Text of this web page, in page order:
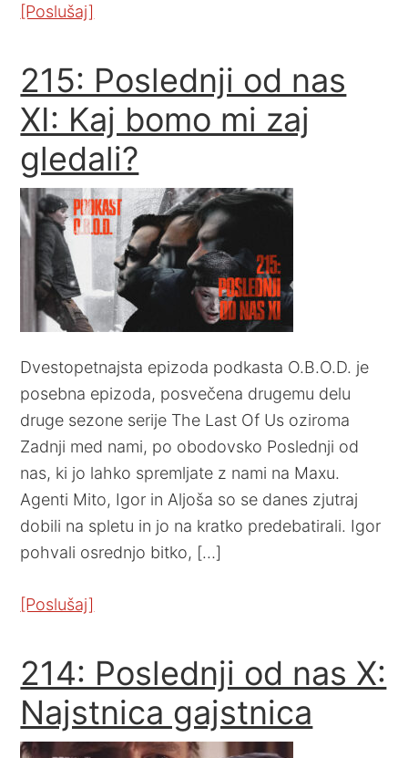
[Poslušaj]
215: Poslednji od nas
XI: Kaj bomo mi zaj
gledali?
Dvestopetnajsta epizoda podkasta O.B.O.D. je
posebna epizoda, posvečena drugemu delu
druge sezone serije The Last Of Us oziroma
Zadnji med nami, po obodovsko Poslednji od
nas, ki jo lahko spremljate z nami na Maxu.
Agenti Mito, Igor in Aljoša so se danes zjutraj
dobili na spletu in jo na kratko predebatirali. Igor
pohvali osrednjo bitko, […]
[Poslušaj]
214: Poslednji od nas X:
Najstnica gajstnica